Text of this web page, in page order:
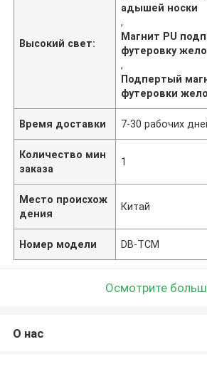
Высокий свет:
адышей носки
,
Магнит PU
футеровку
,
Подпертый
футеровки
Время доставки 7-30 рабочих
Количество мин
заказа
1
Место происхож
дения
Китай
Номер модели DB-TCM
Осмотрите
О нас